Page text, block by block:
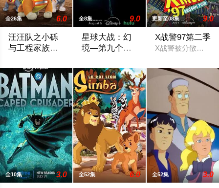
全26集 6.0
汪汪队之小砾
与工程家族第
全8集 9.0
星球大战：幻
境—第九个绝
更新至08集 9.0
X战警97第二季
X战警被分散到了
全10集 3.0 全52集 6.0 全52集 3.0